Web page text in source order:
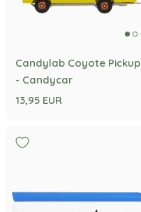
Candylab Coyote Pickup
- Candycar
13,95 EUR